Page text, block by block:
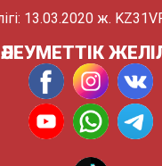
13.03.2020 ж.
ӘЛЕУМЕТТІК